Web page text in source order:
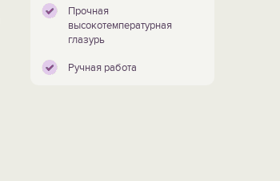
Прочная
высокотемпературная
глазурь
Ручная работа